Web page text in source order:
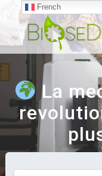
La
French